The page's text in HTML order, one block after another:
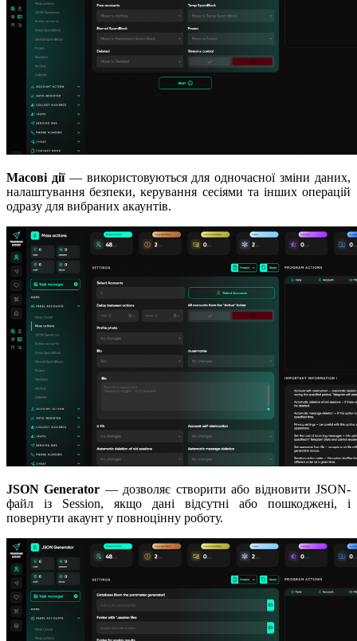
Масові дії— використовуються для одночасної зміни даних,
налаштування безпеки, керування сесіями та інших операцій
одразу для вибраних акаунтів.
JSON Generator — дозволяє створити або відновити JSON-
файл із Session, якщо дані відсутні або пошкоджені, і
повернути акаунт у повноцінну роботу.